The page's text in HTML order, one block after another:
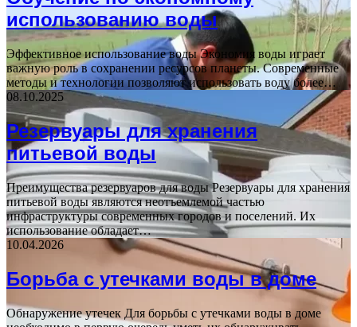
использованию воды
Эффективное использование воды Экономия воды играет
важную роль в сохранении ресурсов планеты. Современные
методы и технологии позволяют использовать воду более…
08.10.2025
Резервуары для хранения
питьевой воды
Преимущества резервуаров для воды Резервуары для хранения
питьевой воды являются неотъемлемой частью
инфраструктуры современных городов и поселений. Их
использование обладает…
10.04.2026
Борьба с утечками воды в доме
Обнаружение утечек Для борьбы с утечками воды в доме